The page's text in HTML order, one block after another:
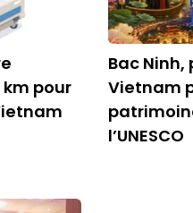
pour
Bac
Vietnam
l’UNESCO